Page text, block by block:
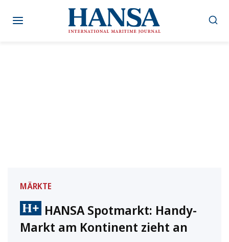
Inhalt
MÄRKTE
HANSA Spotmarkt: Handy-
Markt am Kontinent zieht an